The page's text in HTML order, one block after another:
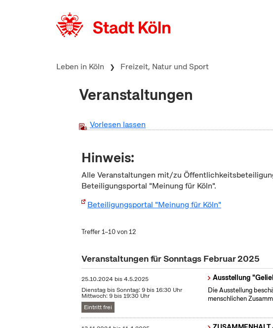
Leben in Köln Freizeit, Natur und Sport
Veranstaltungen
Vorlesen lassen
Hinweis:
Alle Veranstaltungen mit/zu
Beteiligungsportal "Meinung für Köln".
Beteiligungsportal "Meinung für Köln"
Treffer 1–10 von 12
Veranstaltungen für Sonntags Februar 2025
25.10.2024 bis4.5.2025
Dienstag bis Sonntag: 9 bis 16:30 Uhr
Mittwoch: 9 bis 19:30 Uhr
Eintritt frei
Ausstellung
Die Ausstellung
menschlichen